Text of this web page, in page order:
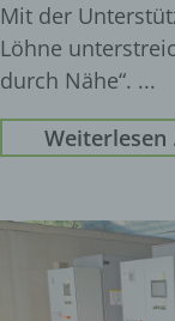
Mit der
Löhne
durch Nähe“.
Weiterlesen